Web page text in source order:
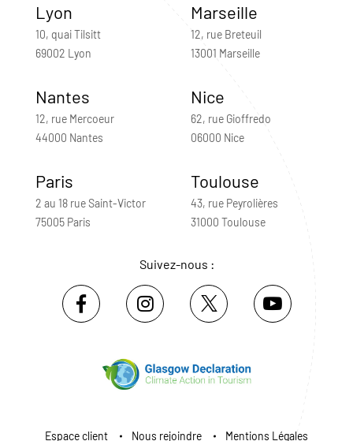
Lyon
10, quai Tilsitt
69002 Lyon
Marseille
12, rue Breteuil
13001 Marseille
Nantes
12, rue Mercoeur
44000 Nantes
Nice
62, rue Gioffredo
06000 Nice
Paris
2 au 18 rue Saint-Victor
75005 Paris
Toulouse
43, rue Peyrolières
31000 Toulouse
Suivez-nous :
Espace client Nous rejoindre Mentions Légales